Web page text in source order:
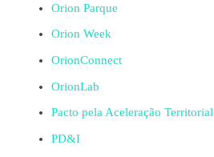
Orion Parque
Orion Week
OrionConnect
OrionLab
Pacto pela Aceleração Territorial
PD&I